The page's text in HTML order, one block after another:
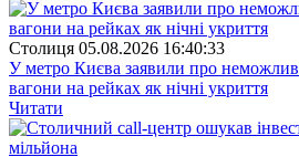
Столиця 05.08.2026 16:40:33
У метро Києва заявили про
вагони на рейках як нічні укриття
Читати